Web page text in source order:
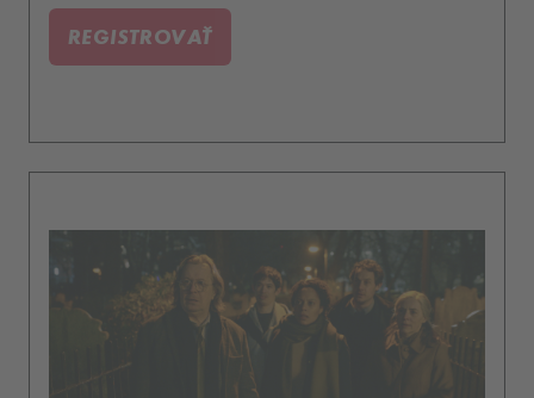
REGISTROVAŤ